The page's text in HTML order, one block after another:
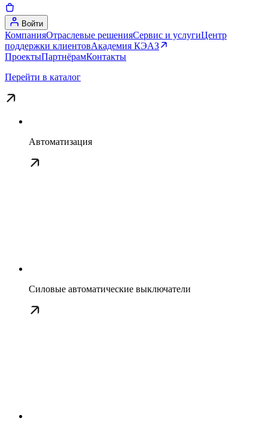
Войти
КомпанияОтраслевые решенияСервис и услугиЦентр
поддержки клиентовАкадемия КЭАЗ
ПроектыПартнёрамКонтакты
Перейти в каталог
Автоматизация
Силовые автоматические выключатели